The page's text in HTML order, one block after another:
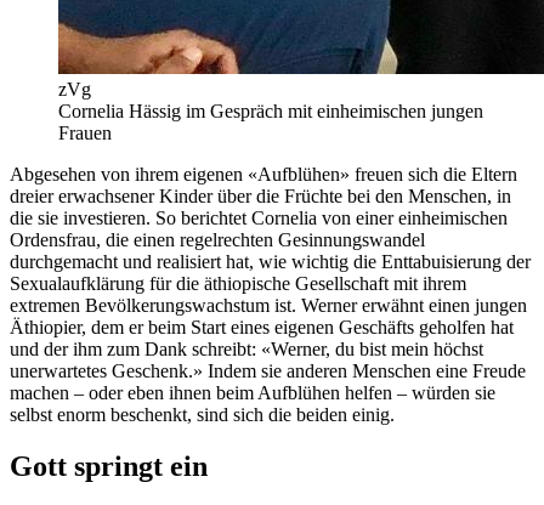
zVg
Cornelia Hässig im Gespräch mit einheimischen jungen
Frauen
Abgesehen von ihrem eigenen «Aufblühen» freuen sich die Eltern
dreier erwachsener Kinder über die Früchte bei den Menschen, in
die sie investieren. So berichtet Cornelia von einer einheimischen
Ordensfrau, die einen regelrechten Gesinnungswandel
durchgemacht und realisiert hat, wie wichtig die Enttabuisierung der
Sexualaufklärung für die äthiopische Gesellschaft mit ihrem
extremen Bevölkerungswachstum ist. Werner erwähnt einen jungen
Äthiopier, dem er beim Start eines eigenen Geschäfts geholfen hat
und der ihm zum Dank schreibt: «Werner, du bist mein höchst
unerwartetes Geschenk.» Indem sie anderen Menschen eine Freude
machen – oder eben ihnen beim Aufblühen helfen – würden sie
selbst enorm beschenkt, sind sich die beiden einig.
Gott springt ein